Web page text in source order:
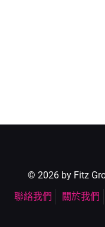
© 2026 by Fitz
聯絡我們
關於我們